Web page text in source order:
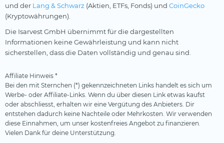
und der Lang & Schwarz (Aktien, ETFs, Fonds) und CoinGecko
(Kryptowährungen).
Die Isarvest GmbH übernimmt für die dargestellten
Informationen keine Gewährleistung und kann nicht
sicherstellen, dass die Daten vollständig und genau sind.
Affiliate Hinweis *
Bei den mit Sternchen (*) gekennzeichneten Links handelt es sich um
Werbe- oder Affiliate-Links. Wenn du über diesen Link etwas kaufst
oder abschliesst, erhalten wir eine Vergütung des Anbieters. Dir
entstehen dadurch keine Nachteile oder Mehrkosten. Wir verwenden
diese Einnahmen, um unser kostenfreies Angebot zu finanzieren.
Vielen Dank für deine Unterstützung.